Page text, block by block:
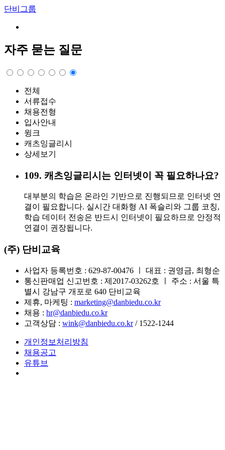
단비그룹
자주 묻는 질문
전체
서류접수
채용전형
입사안내
윙크
캐츠잉글리시
상세보기
109. 캐츠잉글리시는 인터넷이 꼭 필요하나요?
대부분의 학습은 온라인 기반으로 진행되므로 인터넷 연
결이 필요합니다. 실시간 대화형 AI 폭슬리와 그룹 코칭,
학습 데이터 전송은 반드시 인터넷이 필요하므로 안정적
연결이 권장됩니다.
(주) 단비교육
사업자 등록번호 : 629-87-00476 ㅣ 대표 : 권영금, 최형순
통신판매업 신고번호 : 제2017-03262호 ㅣ 주소 : 서울 특
별시 강남구 개포로 640 단비교육
제휴, 마케팅 : marketing@danbiedu.co.kr
채용 : hr@danbiedu.co.kr
고객상담 : wink@danbiedu.co.kr/ 1522-1244
개인정보처리방침
채용공고
유튜브